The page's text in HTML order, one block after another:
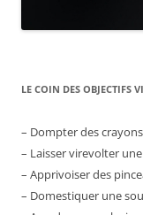
LE COIN DES OBJECTIFS
– Dompter des
– Laisser virevolter
– Apprivoiser des
– Domestiquer une